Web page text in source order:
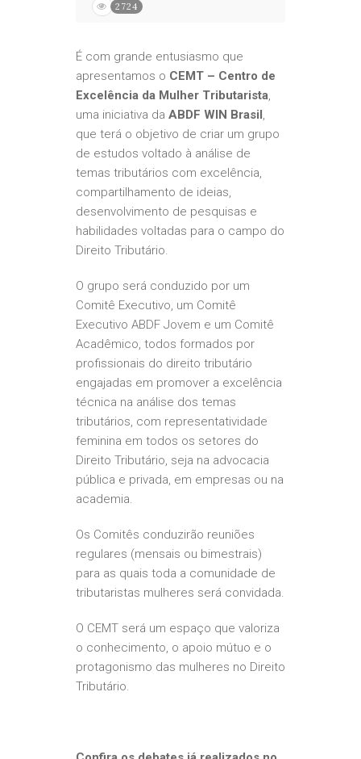
2724
É com grande entusiasmo que
apresentamos o CEMT – Centro de
Excelência da Mulher Tributarista,
uma iniciativa da ABDF WIN Brasil,
que terá o objetivo de criar um grupo
de estudos voltado à análise de
temas tributários com excelência,
compartilhamento de ideias,
desenvolvimento de pesquisas e
habilidades voltadas para o campo do
Direito Tributário.
O grupo será conduzido por um
Comitê Executivo, um Comitê
Executivo ABDF Jovem e um Comitê
Acadêmico, todos formados por
profissionais do direito tributário
engajadas em promover a excelência
técnica na análise dos temas
tributários, com representatividade
feminina em todos os setores do
Direito Tributário, seja na advocacia
pública e privada, em empresas ou na
academia.
Os Comitês conduzirão reuniões
regulares (mensais ou bimestrais)
para as quais toda a comunidade de
tributaristas mulheres será convidada.
O CEMT será um espaço que valoriza
o conhecimento, o apoio mútuo e o
protagonismo das mulheres no Direito
Tributário.